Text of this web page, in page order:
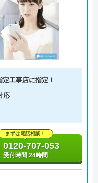
工事店に指定！
応
まずは電話相談！
0120-707-053
受付時間 24時間